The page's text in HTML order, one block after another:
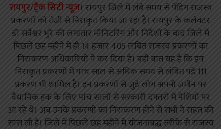
रायपुर/ट्रैक सिटी न्यूज़। रायपुर जिले में लंबे समय से पेंडिग राजस्व
प्रकरणों को तेजी से निराकृत किया जा रहा है। रायपुर के कलेक्टर
डॉ सर्वेश्वर भुरे की लगातार मॉनिटरिंग और निर्देशों के बाद जिले में
पिछले छह महीने में ही 14 हजार 405 लंबित राजस्व प्रकरणों का
निराकरण अधिकारियों ने कर दिया है। बडी बात यह है कि इन
निराकृत प्रकरणों में पांच साल से अधिक समय से लंबित पडे 111
प्रकरण भी शामिल है। इन प्रकरणों से जुडे लोग अपनी जमीन पर
वैधानिक हक के लिए पांच सालों से सरकारी दफ्तरों में पेशियों पर
आ रहे थे। अब उनके प्रकरणों का निराकरण होने से सभी ने राहत की
सांस ली है। जिले में पिछले छह महीने में योजनाबद्ध तरीके से राजस्व